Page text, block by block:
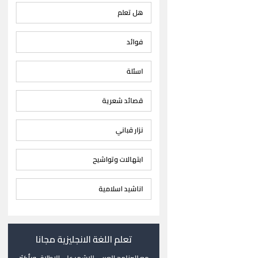
هل تعلم
فوائد
اسئلة
قصائد شعرية
نزار قباني
ابتهالات وتواشيح
اناشيد اسلامية
تعلم اللغة الانجليزية مجانا